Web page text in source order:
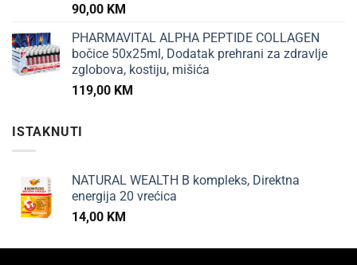
90,00 KM
PHARMAVITAL ALPHA PEPTIDE COLLAGEN
bočice 50x25ml, Dodatak prehrani za zdravlje
zglobova, kostiju, mišića
119,00 KM
ISTAKNUTI
NATURAL WEALTH B kompleks, Direktna
energija 20 vrećica
14,00 KM